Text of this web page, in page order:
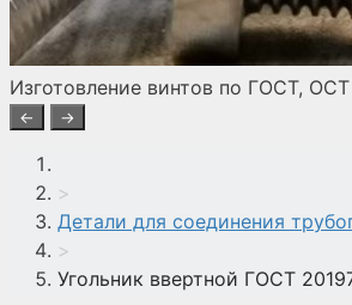
Изготовление винтов по ГОСТ,
← →
>
Детали для соединения
>
Угольник ввертной ГОСТ